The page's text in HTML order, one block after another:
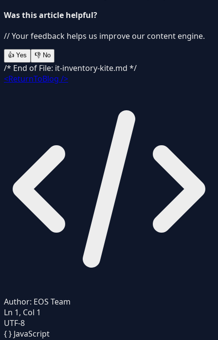
Was this article helpful?
// Your feedback helps us improve our content engine.
👍 Yes 👎 No
/* End of File: it-inventory-kite.md */
<ReturnToBlog />
Author: EOS Team
Ln 1, Col 1
UTF-8
{ } JavaScript